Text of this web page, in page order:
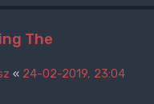
The
« 24-02-2019, 23:04